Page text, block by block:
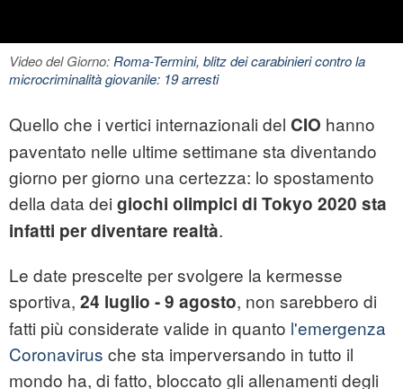
Video del Giorno:Roma-Termini, blitz dei carabinieri contro la
microcriminalità giovanile: 19 arresti
Quello che i vertici internazionali del CIO hanno
paventato nelle ultime settimane sta diventando
giorno per giorno una certezza: lo spostamento
della data dei giochi olimpici di Tokyo 2020 sta
infatti per diventare realtà.
Le date prescelte per svolgere la kermesse
sportiva, 24 luglio - 9 agosto, non sarebbero di
fatti più considerate valide in quanto l'emergenza
Coronavirus che sta imperversando in tutto il
mondo ha, di fatto, bloccato gli allenamenti degli